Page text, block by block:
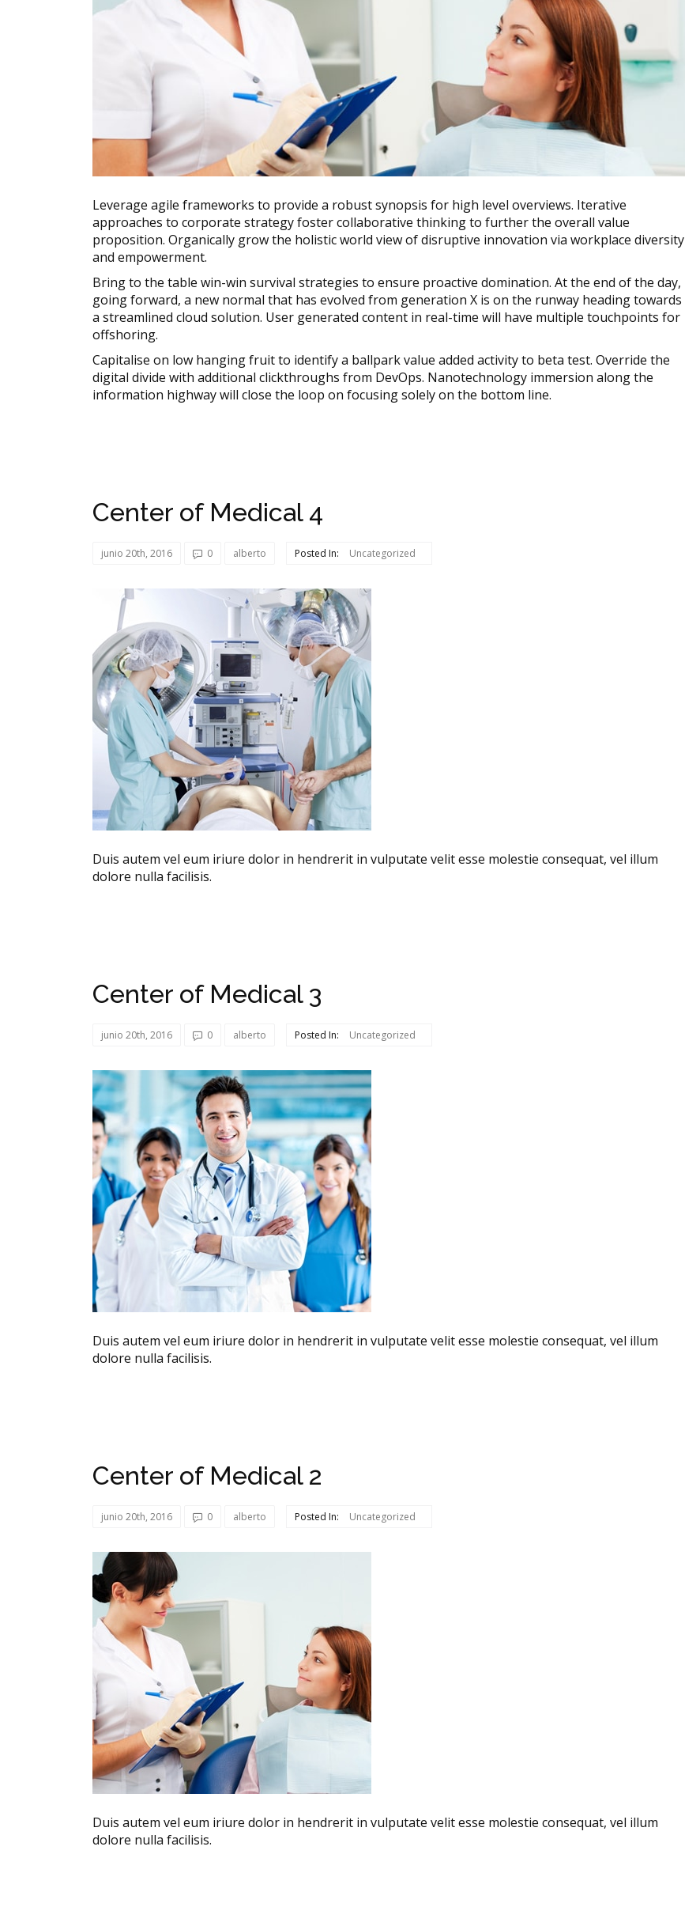
Leverage agile frameworks to provide a robust synopsis for high level overviews. Iterative
approaches to corporate strategy foster collaborative thinking to further the overall value
proposition. Organically grow the holistic world view of disruptive innovation via workplace diversity
and empowerment.
Bring to the table win-win survival strategies to ensure proactive domination. At the end of the day,
going forward, a new normal that has evolved from generation X is on the runway heading towards
a streamlined cloud solution. User generated content in real-time will have multiple touchpoints for
offshoring.
Capitalise on low hanging fruit to identify a ballpark value added activity to beta test. Override the
digital divide with additional clickthroughs from DevOps. Nanotechnology immersion along the
information highway will close the loop on focusing solely on the bottom line.
Center of Medical 4
junio 20th, 2016 0 alberto Posted In: Uncategorized
Duis autem vel eum iriure dolor in hendrerit in vulputate velit esse molestie consequat, vel illum
dolore nulla facilisis.
Center of Medical 3
junio 20th, 2016 0 alberto Posted In: Uncategorized
Duis autem vel eum iriure dolor in hendrerit in vulputate velit esse molestie consequat, vel illum
dolore nulla facilisis.
Center of Medical 2
junio 20th, 2016 0 alberto Posted In: Uncategorized
Duis autem vel eum iriure dolor in hendrerit in vulputate velit esse molestie consequat, vel illum
dolore nulla facilisis.